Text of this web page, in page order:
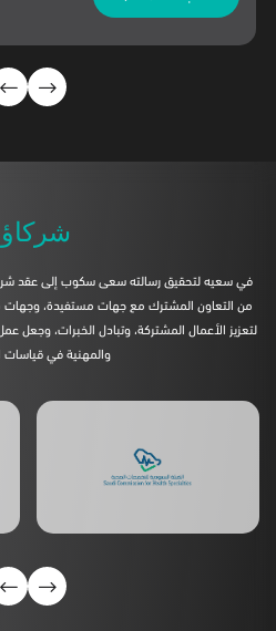
في سعيه لتحقيق رسالته سعى سكوب إلى عقد
من التعاون المشترك مع جهات مستفيدة، وجهات
لتعزيز الأعمال المشتركة، وتبادل الخبرات، وجعل
والمهنية في قياسات